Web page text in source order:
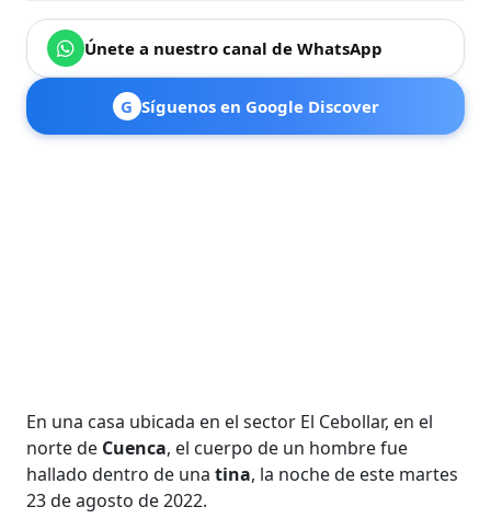
Únete a nuestro canal de WhatsApp
G Síguenos en Google Discover
En una casa ubicada en el sector El Cebollar, en el
norte de Cuenca, el cuerpo de un hombre fue
hallado dentro de unatina, la noche de este martes
23 de agosto de 2022.